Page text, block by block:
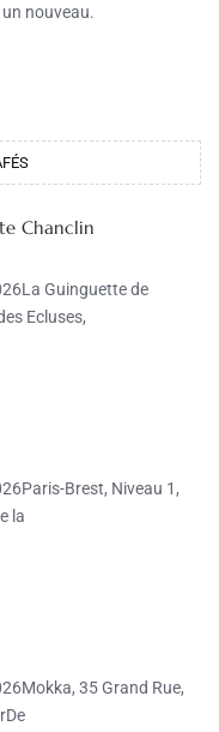
nouveau.
Chanclin
Guinguette de
Ecluses,
Brest, Niveau 1,
la
35 Grand Rue,